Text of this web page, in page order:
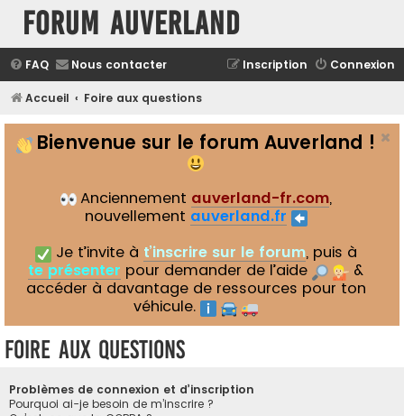
Forum Auverland
FAQ Nous contacter Connexion
Inscription
Accueil Foire aux questions
Bienvenue sur le forum Auverland !
Anciennement auverland-fr.com,
nouvellement auverland.fr
Je t’invite à t’inscrire sur le forum, puis à
te présenter pour demander de l’aide
&
accéder à davantage de ressources pour ton
véhicule.
Foire aux questions
Problèmes de connexion et d’inscription
Pourquoi ai-je besoin de m’inscrire ?